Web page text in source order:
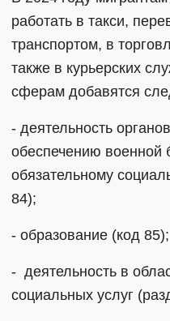
работать в такси,
транспортом, в
также в курьерских
сферам добавятся
- деятельность
обеспечению военной
обязательному
84);
- образование (код 85);
- деятельность в
социальных услуг